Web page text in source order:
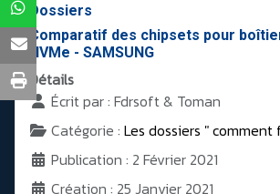
Dossiers
Comparatif des chipsets pour
NVMe - SAMSUNG
Détails
Écrit par : Fdrsoft & Toman
Catégorie : Les dossiers " comment
Publication : 2 Février 2021
Création : 25 Janvier 2021